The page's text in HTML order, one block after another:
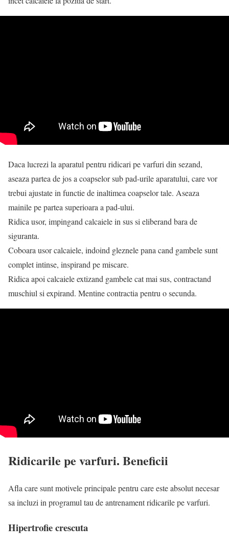
Daca lucrezi la aparatul pentru ridicari pe varfuri din sezand,
aseaza partea de jos a coapselor sub pad-urile aparatului, care vor
trebui ajustate in functie de inaltimea coapselor tale. Aseaza
mainile pe partea superioara a pad-ului.
Ridica usor, impingand calcaiele in sus si eliberand bara de
siguranta.
Coboara usor calcaiele, indoind gleznele pana cand gambele sunt
complet intinse, inspirand pe miscare.
Ridica apoi calcaiele extizand gambele cat mai sus, contractand
muschiul si expirand. Mentine contractia pentru o secunda.
Ridicarile pe varfuri. Beneficii
Afla care sunt motivele principale pentru care este absolut necesar
sa incluzi in programul tau de antrenament ridicarile pe varfuri.
Hipertrofie crescuta